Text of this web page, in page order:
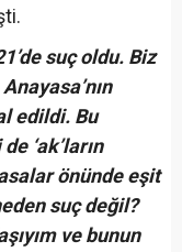
suç oldu. Biz
edildi. Bu
‘ak’ların
önünde eşit
suç değil?
ve bunun